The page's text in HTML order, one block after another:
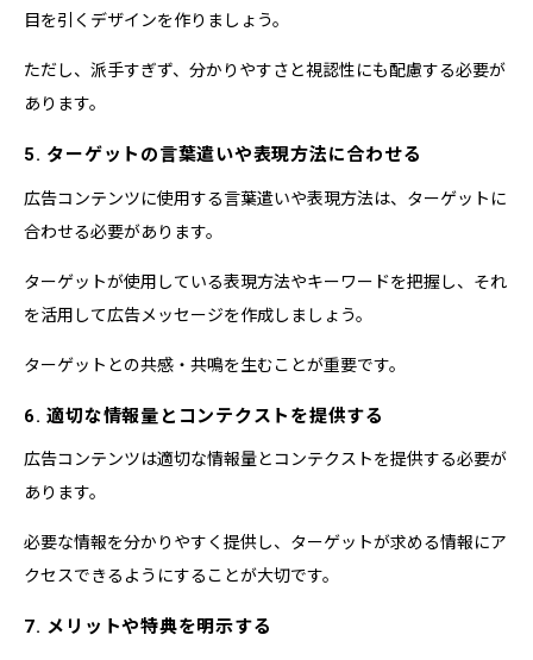
目を引くデザインを作りましょう。
ただし、派手すぎず、分かりやすさと視認性にも配慮する必要が
あります。
5. ターゲットの言葉遣いや表現方法に合わせる
広告コンテンツに使用する言葉遣いや表現方法は、ターゲットに
合わせる必要があります。
ターゲットが使用している表現方法やキーワードを把握し、それ
を活用して広告メッセージを作成しましょう。
ターゲットとの共感・共鳴を生むことが重要です。
6. 適切な情報量とコンテクストを提供する
広告コンテンツは適切な情報量とコンテクストを提供する必要が
あります。
必要な情報を分かりやすく提供し、ターゲットが求める情報にア
クセスできるようにすることが大切です。
7. メリットや特典を明示する